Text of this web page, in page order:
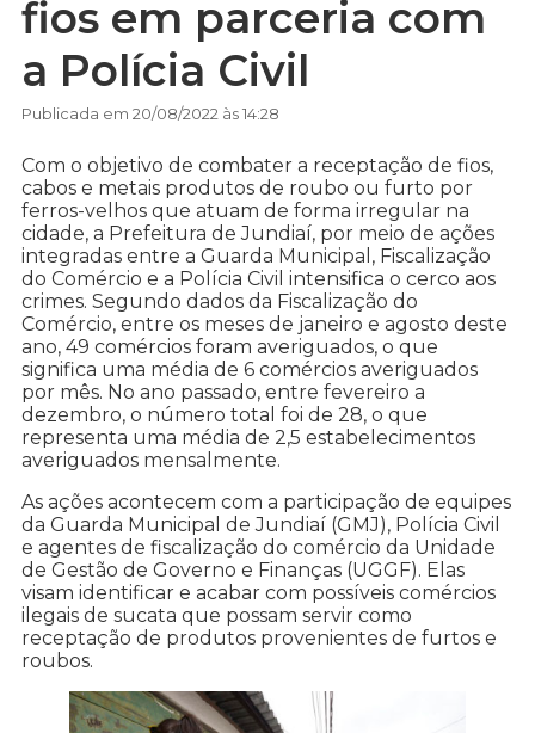
fios em parceria com
a Polícia Civil
Publicada em 20/08/2022 às 14:28
Com o objetivo de combater a receptação de fios,
cabos e metais produtos de roubo ou furto por
ferros-velhos que atuam de forma irregular na
cidade, a Prefeitura de Jundiaí, por meio de ações
integradas entre a Guarda Municipal, Fiscalização
do Comércio e a Polícia Civil intensifica o cerco aos
crimes. Segundo dados da Fiscalização do
Comércio, entre os meses de janeiro e agosto deste
ano, 49 comércios foram averiguados, o que
significa uma média de 6 comércios averiguados
por mês. No ano passado, entre fevereiro a
dezembro, o número total foi de 28, o que
representa uma média de 2,5 estabelecimentos
averiguados mensalmente.
As ações acontecem com a participação de equipes
da Guarda Municipal de Jundiaí (GMJ), Polícia Civil
e agentes de fiscalização do comércio da Unidade
de Gestão de Governo e Finanças (UGGF). Elas
visam identificar e acabar com possíveis comércios
ilegais de sucata que possam servir como
receptação de produtos provenientes de furtos e
roubos.